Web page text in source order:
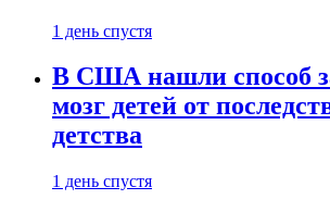
1 день спустя
В США нашли способ
мозг детей от
детства
1 день спустя